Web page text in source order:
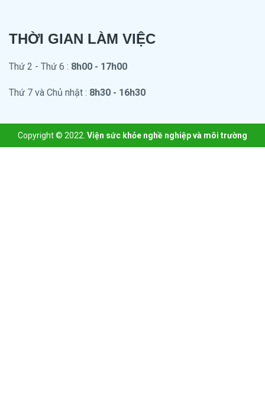
THỜI GIAN LÀM VIỆC
Thứ 2 - Thứ 6 : 8h00 - 17h00
Thứ 7 và Chủ nhật : 8h30 - 16h30
Copyright © 2022. Viện sức khỏe nghề nghiệp và môi trường